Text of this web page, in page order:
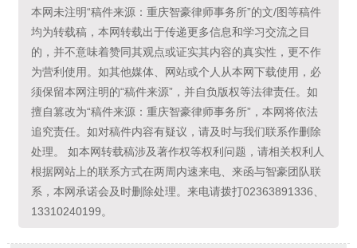
本网未注明“稿件来源：重庆智豪律师事务所”的文/图等稿件
均为转载稿，本网转载出于传递更多信息和学习交流之目
的，并不意味着赞同其观点或证实其内容的真实性，更不作
为营利使用。如其他媒体、网站或个人从本网下载使用，必
须保留本网注明的“稿件来源”，并自负版权等法律责任。如
擅自篡改为“稿件来源：重庆智豪律师事务所”，本网将依法
追究责任。如对稿件内容有疑议，请及时与我们联系作删除
处理。 如本网转载稿涉及著作权等权利问题，请相关权利人
根据网站上的联系方式在两周内速来电、来函与智豪团队联
系，本网承诺会及时删除处理。来电请拨打02363891336、
13310240199。